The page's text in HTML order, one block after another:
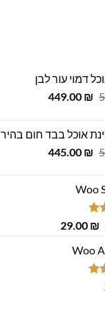
דמוי עור לבן
המחיר
500.00 ₪.
449.00 ₪
המחיר
449.00 ₪.
אוכל בבד חום בהיר
המחיר
500.00 ₪.
445.00 ₪
המחיר
Woo
המחיר
היה:
29.00 ₪.
29.00 ₪
המחיר
Woo